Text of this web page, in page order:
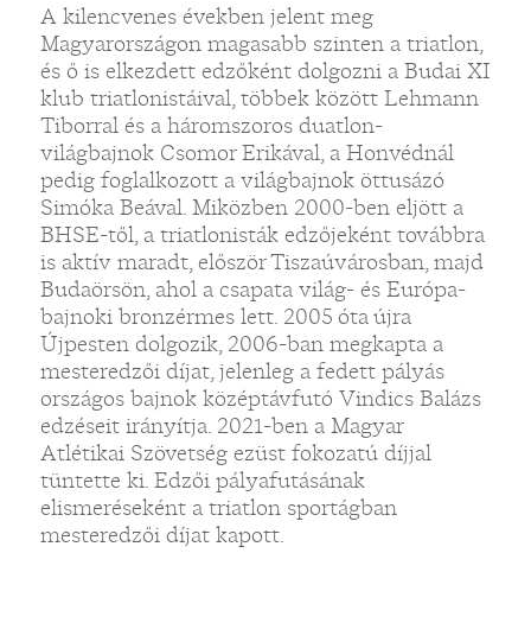
A kilencvenes években jelent meg
Magyarországon magasabb szinten a triatlon,
és ő is elkezdett edzőként dolgozni a Budai XI
klub triatlonistáival, többek között Lehmann
Tiborral és a háromszoros duatlon-
világbajnok Csomor Erikával, a Honvédnál
pedig foglalkozott a világbajnok öttusázó
Simóka Beával. Miközben 2000-ben eljött a
BHSE-től, a triatlonisták edzőjeként továbbra
is aktív maradt, először Tiszaúvárosban, majd
Budaörsön, ahol a csapata világ- és Európa-
bajnoki bronzérmes lett. 2005 óta újra
Újpesten dolgozik, 2006-ban megkapta a
mesteredzői díjat, jelenleg a fedett pályás
országos bajnok középtávfutó Vindics Balázs
edzéseit irányítja. 2021-ben a Magyar
Atlétikai Szövetség ezüst fokozatú díjjal
tüntette ki. Edzői pályafutásának
elismeréseként a triatlon sportágban
mesteredzői díjat kapott.